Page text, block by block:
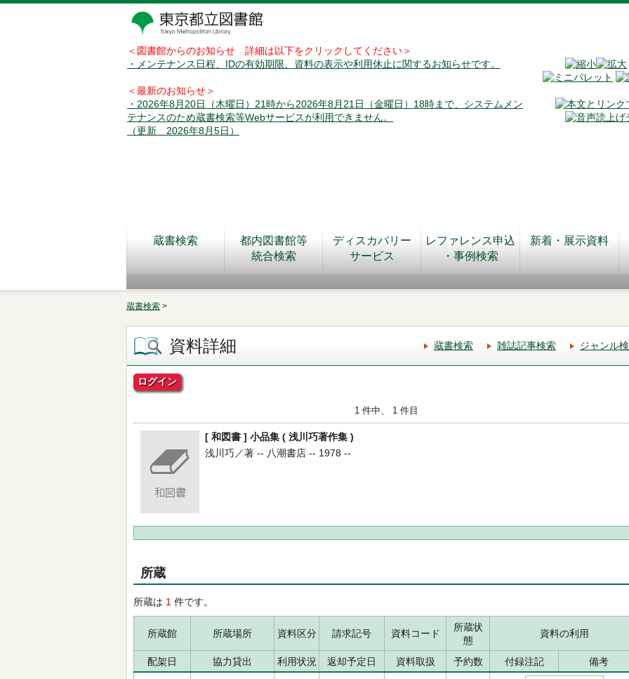
＜図書館からのお知らせ 詳細は以下をクリックしてください＞
・メンテナンス日程、IDの有効期限、資料の表示や利用休止に関するお知らせです。
＜最新のお知らせ＞
・2026年8月20日（木曜日）21時から2026年8月21日（金曜日）18時まで、システムメン
テナンスのため蔵書検索等Webサービスが利用できません。
（更新 2026年8月5日）
蔵書検索
都内図書館等
統合検索
ディスカバリー
サービス
レファレンス申込
・事例検索
新着・展示資料
蔵書検索 >
資料詳細 蔵書検索 雑誌記事検索 ジャンル
ログイン
1 件中、 1 件目
[ 和図書 ] 小品集 ( 浅川巧著作集 )
浅川巧／著 -- 八潮書店 -- 1978 --
所蔵
所蔵は 1 件です。
所蔵館 所蔵場所 資料区分 請求記号 資料コード
所蔵状
態
資料の利用
配架日 協力貸出 利用状況 返却予定日 資料取扱 予約数 付録注記 備考